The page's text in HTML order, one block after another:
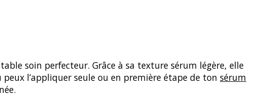
soin perfecteur. Grâce à sa texture sérum légère, elle
l’appliquer seule ou en première étape de ton sérum